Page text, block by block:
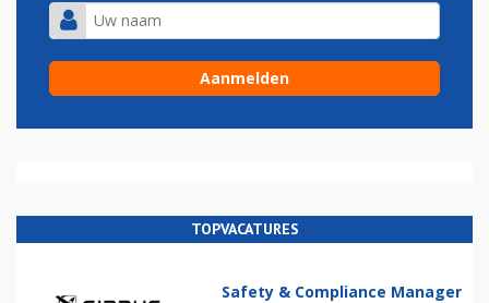
TOPVACATURES
Safety & Compliance Manager